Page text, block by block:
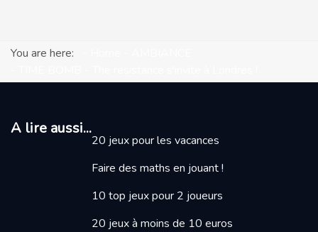
You are here:
A lire aussi...
20 jeux pour les vacances
Faire des maths en jouant!
10 top jeux pour 2 joueurs
20 jeux à moins de 10 euros